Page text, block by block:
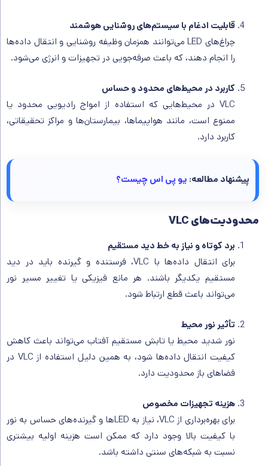
قابلیت ادغام با سیستم‌های روشنایی هوشمند
چراغ‌های LED می‌توانند همزمان وظیفه روشنایی و انتقال داده‌ها
را انجام دهند، که باعث صرفه‌جویی در تجهیزات و انرژی می‌شود.
کاربرد در محیط‌های محدود و حساس
VLC در محیط‌هایی که استفاده از امواج رادیویی محدود یا
ممنوع است، مانند هواپیماها، بیمارستان‌ها و مراکز تحقیقاتی،
کاربرد دارد.
پیشنهاد مطالعه: یو پی اس چیست؟
محدودیت‌های VLC
برد کوتاه و نیاز به خط دید مستقیم
برای انتقال داده‌ها با VLC، فرستنده و گیرنده باید در دید
مستقیم یکدیگر باشند. هر مانع فیزیکی یا تغییر مسیر نور
می‌تواند باعث قطع ارتباط شود.
تأثیر نور محیط
نور شدید محیط یا تابش مستقیم آفتاب می‌تواند باعث کاهش
کیفیت انتقال داده‌ها شود، به همین دلیل استفاده از VLC در
فضاهای باز محدودیت دارد.
هزینه تجهیزات مخصوص
برای بهره‌برداری از VLC، نیاز به LEDها و گیرنده‌های حساس به نور
با کیفیت بالا وجود دارد که ممکن است هزینه اولیه بیشتری
نسبت به شبکه‌های سنتی داشته باشد.